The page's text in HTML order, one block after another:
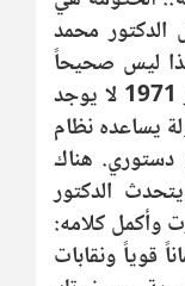
محمد
ليس صحيحاً
بالمطلق أيضاً.. إذا رجعنا إلي دستور 1971 لا يوجد
يساعده نظام
دستوري. هناك
الدكتور
وأكمل كلامه:
قوياً ونقابات